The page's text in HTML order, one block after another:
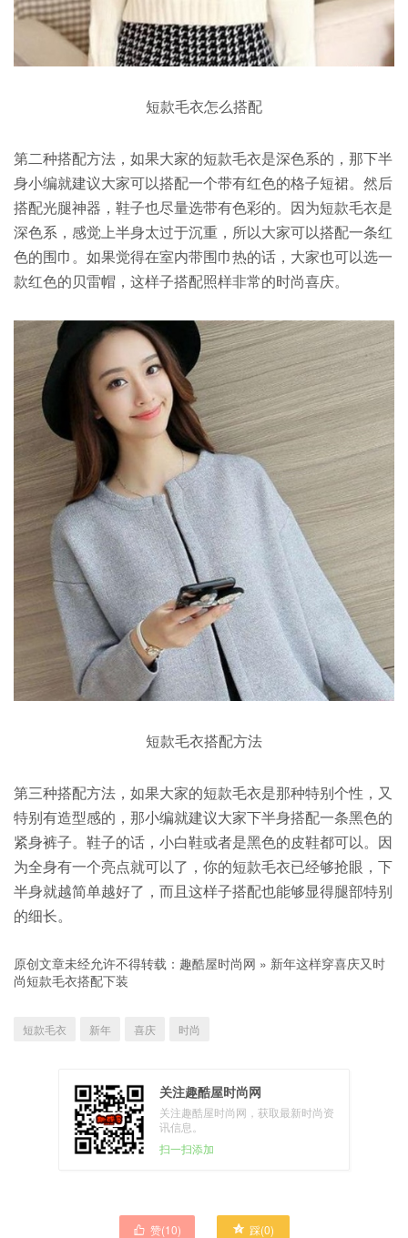
短款毛衣怎么搭配
第二种搭配方法，如果大家的短款毛衣是深色系的，那下半
身小编就建议大家可以搭配一个带有红色的格子短裙。然后
搭配光腿神器，鞋子也尽量选带有色彩的。因为短款毛衣是
深色系，感觉上半身太过于沉重，所以大家可以搭配一条红
色的围巾。如果觉得在室内带围巾热的话，大家也可以选一
款红色的贝雷帽，这样子搭配照样非常的时尚喜庆。
短款毛衣搭配方法
第三种搭配方法，如果大家的短款毛衣是那种特别个性，又
特别有造型感的，那小编就建议大家下半身搭配一条黑色的
紧身裤子。鞋子的话，小白鞋或者是黑色的皮鞋都可以。因
为全身有一个亮点就可以了，你的短款毛衣已经够抢眼，下
半身就越简单越好了，而且这样子搭配也能够显得腿部特别
的细长。
原创文章未经允许不得转载： 趣酷屋时尚网 » 新年这样穿喜庆又时
尚短款毛衣搭配下装
短款毛衣 新年 喜庆 时尚
关注趣酷屋时尚网
关注趣酷屋时尚网，获取最新时尚资
讯信息。
扫一扫添加
 赞(10)  踩(0)